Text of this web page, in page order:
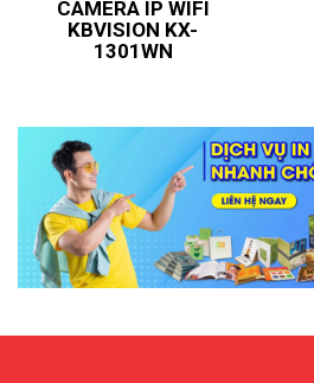
CAMERA IP WIFI
KBVISION KX-
1301WN